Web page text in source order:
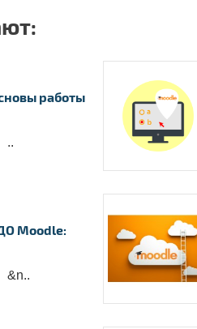
работы
..
Moodle:
&n..